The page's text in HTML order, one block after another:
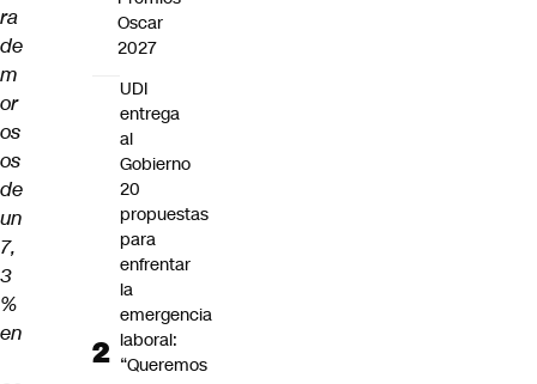
ra
de
m
or
os
os
de
un
7,
3
%
en
Oscar
2027
UDI
entrega
al
Gobierno
20
propuestas
para
enfrentar
la
emergencia
laboral:
“Queremos